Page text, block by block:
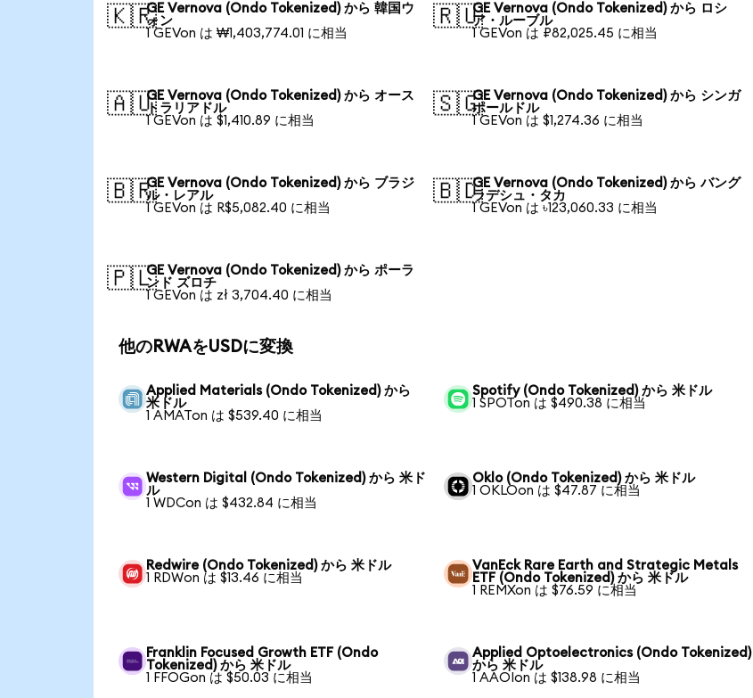
🇰🇷GE Vernova (Ondo Tokenized) から 韓国ウ
ォン
1 GEVon は ₩1,403,774.01 に相当
🇷🇺GE Vernova (Ondo Tokenized) から ロシ
ア・ルーブル
1 GEVon は ₽82,025.45 に相当
🇦🇺GE Vernova (Ondo Tokenized) から オース
トラリアドル
1 GEVon は $1,410.89 に相当
🇸🇬GE Vernova (Ondo Tokenized) から シンガ
ポールドル
1 GEVon は $1,274.36 に相当
🇧🇷GE Vernova (Ondo Tokenized) から ブラジ
ル・レアル
1 GEVon は R$5,082.40 に相当
🇧🇩GE Vernova (Ondo Tokenized) から バング
ラデシュ・タカ
1 GEVon は ৳123,060.33 に相当
🇵🇱GE Vernova (Ondo Tokenized) から ポーラ
ンド ズロチ
1 GEVon は zł 3,704.40 に相当
他のRWAをUSDに変換
Applied Materials (Ondo Tokenized) から
米ドル
1 AMATon は $539.40 に相当
Spotify (Ondo Tokenized) から 米ドル
1 SPOTon は $490.38 に相当
Western Digital (Ondo Tokenized) から 米ド
ル
1 WDCon は $432.84 に相当
Oklo (Ondo Tokenized) から 米ドル
1 OKLOon は $47.87 に相当
Redwire (Ondo Tokenized) から 米ドル
1 RDWon は $13.46 に相当
VanEck Rare Earth and Strategic Metals
ETF (Ondo Tokenized) から 米ドル
1 REMXon は $76.59 に相当
Franklin Focused Growth ETF (Ondo
Tokenized) から 米ドル
1 FFOGon は $50.03 に相当
Applied Optoelectronics (Ondo Tokenized)
から 米ドル
1 AAOIon は $138.98 に相当